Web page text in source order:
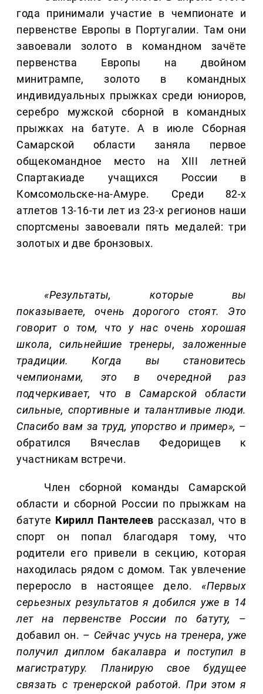
года принимали участие в чемпионате и
первенстве Европы в Португалии. Там они
завоевали золото в командном зачёте
первенства Европы на двойном
минитрампе, золото в командных
индивидуальных прыжках среди юниоров,
серебро мужской сборной в командных
прыжках на батуте. А в июле Сборная
Самарской области заняла первое
общекомандное место на XIII летней
Спартакиаде учащихся России в
Комсомольске-на-Амуре. Среди 82-х
атлетов 13-16-ти лет из 23-х регионов наши
спортсмены завоевали пять медалей: три
золотых и две бронзовых.
«Результаты, которые вы
показываете, очень дорогого стоят. Это
говорит о том, что у нас очень хорошая
школа, сильнейшие тренеры, заложенные
традиции. Когда вы становитесь
чемпионами, это в очередной раз
подчеркивает, что в Самарской области
сильные, спортивные и талантливые люди.
Спасибо вам за труд, упорство и пример», –
обратился Вячеслав Федорищев к
участникам встречи.
Член сборной команды Самарской
области и сборной России по прыжкам на
батуте Кирилл Пантелеев рассказал, что в
спорт он попал благодаря тому, что
родители его привели в секцию, которая
находилась рядом с домом. Так увлечение
переросло в настоящее дело.«Первых
серьезных результатов я добился уже в 14
лет на первенстве России по батуту,
–
добавил он. – Сейчас учусь на тренера, уже
получил диплом бакалавра и поступил в
магистратуру. Планирую свое будущее
связать с тренерской работой. При этом я